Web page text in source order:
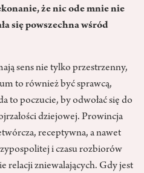
że nic ode mnie nie
się powszechna wśród
sens nie tylko przestrzenny,
to również być sprawcą,
to poczucie, by odwołać się do
dziejowej. Prowincja
receptywna, a nawet
i czasu rozbiorów
relacji zniewalających. Gdy jest